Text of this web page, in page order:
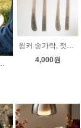
심플스타일 포트- 냉장고물병
윙커 숟가락, 젓가락 세트 (어린이용)
4,000원